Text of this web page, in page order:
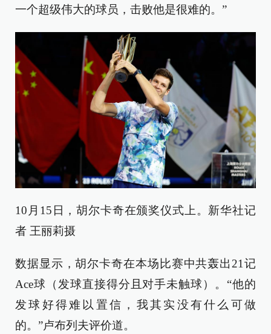
一个超级伟大的球员，击败他是很难的。”
10月15日，胡尔卡奇在颁奖仪式上。新华社记
者 王丽莉摄
数据显示，胡尔卡奇在本场比赛中共轰出21记
Ace球（发球直接得分且对手未触球）。“他的
发球好得难以置信，我其实没有什么可做
的。”卢布列夫评价道。